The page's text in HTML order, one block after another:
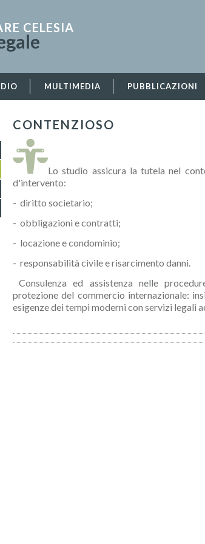
CELESIA
MULTIMEDIA PUBBLICAZIONI
CONTENZIOSO
Lo studio assicura la tutela nel
d'intervento:
- diritto societario;
- obbligazioni e contratti;
- locazione e condominio;
- responsabilità civile e risarcimento danni.
Consulenza ed assistenza nelle
protezione del commercio internazionale:
esigenze dei tempi moderni con servizi legali